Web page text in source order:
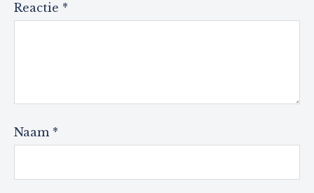
Reactie *
Naam *